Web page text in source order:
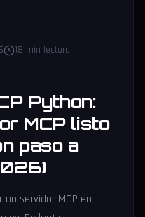
18 min lectura
Python:
MCP listo
paso a
un servidor MCP en